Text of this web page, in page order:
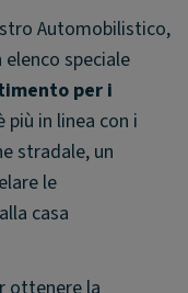
Automobilistico,
speciale
per i
più in linea con i
stradale, un
le
casa